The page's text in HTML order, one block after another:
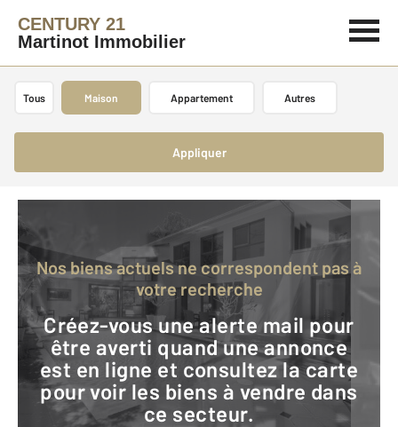
CENTURY 21
Martinot Immobilier
Tous Maison Appartement Autres
Appliquer
Nos biens actuels ne correspondent pas à
votre recherche
Créez-vous une alerte mail pour
être averti quand une annonce
est en ligne et consultez la carte
pour voir les biens à vendre dans
ce secteur.